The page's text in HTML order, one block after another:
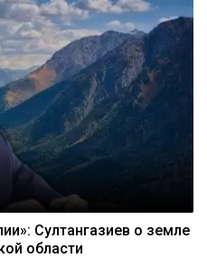
Султангазиев о земле
области